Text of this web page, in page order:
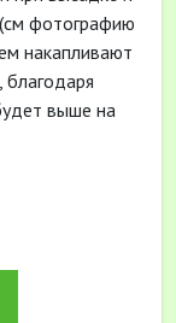
фотографию
накапливают
выше на